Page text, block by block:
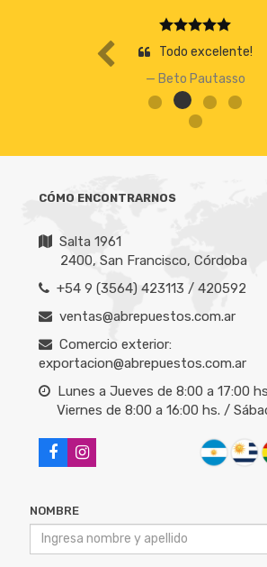
Todo excelente!
Beto Pautasso
CÓMO ENCONTRARNOS
Salta 1961
2400, San Francisco, Córdoba
+54 9 (3564) 423113 / 420592
ventas@abrepuestos.com.ar
Comercio exterior:
exportacion@abrepuestos.com.ar
Lunes a Jueves de 8:00 a 17:00
Viernes de 8:00 a 16:00 hs. /
NOMBRE